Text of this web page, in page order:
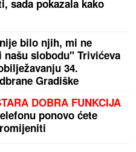
sada pokazala kako
bilo njih, mi ne
slobodu" Trivićeva
34.
Gradiške
DOBRA FUNKCIJA
ponovo ćete